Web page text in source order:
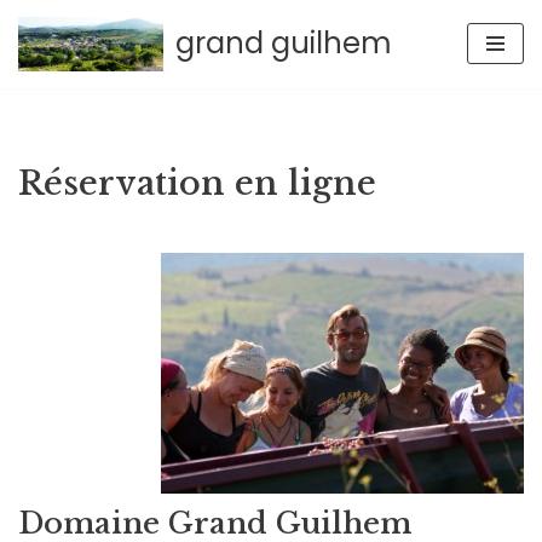
Aller
grand guilhem
Réservation en ligne
Domaine Grand Guilhem